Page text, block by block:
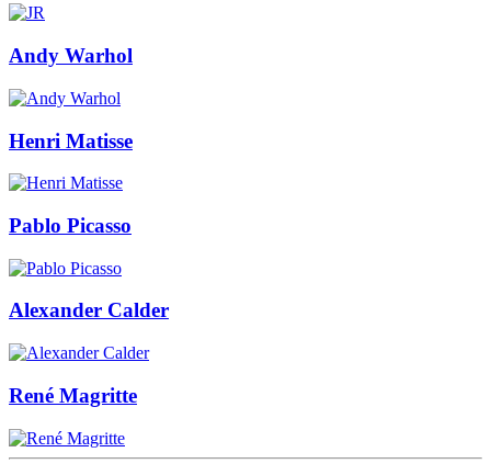
Andy Warhol
Henri Matisse
Pablo Picasso
Alexander Calder
René Magritte